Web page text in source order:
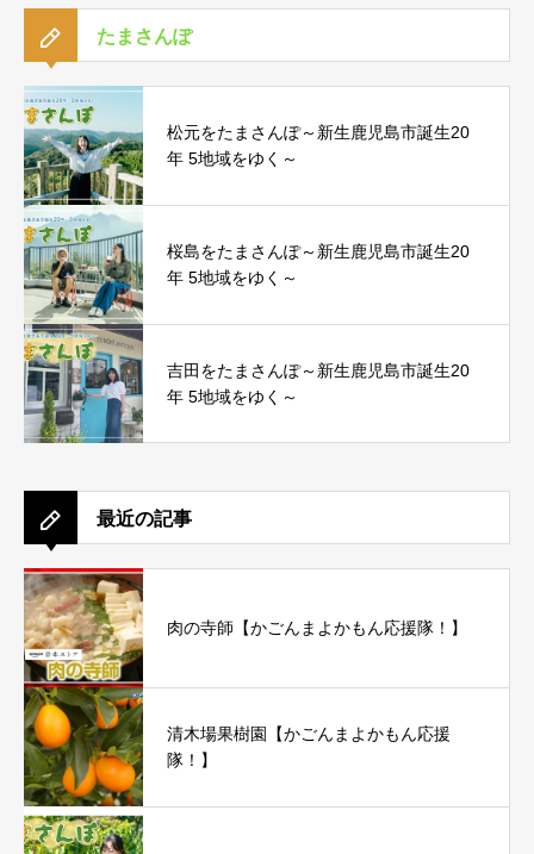
たまさんぽ
松元をたまさんぽ～新生鹿児島市誕生20
年 5地域をゆく～
桜島をたまさんぽ～新生鹿児島市誕生20
年 5地域をゆく～
吉田をたまさんぽ～新生鹿児島市誕生20
年 5地域をゆく～
最近の記事
肉の寺師【かごんまよかもん応援隊！】
清木場果樹園【かごんまよかもん応援
隊！】